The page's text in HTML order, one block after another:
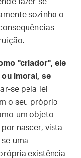
fazer-se
sozinho o
"criador", ele
imoral, se
se pela lei
o seu próprio
um objeto
nascer, vista
uma
existência